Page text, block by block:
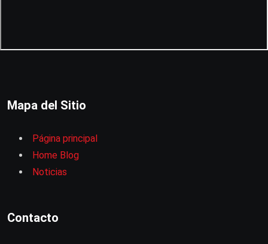
Mapa del Sitio
Página principal
Home Blog
Noticias
Contacto